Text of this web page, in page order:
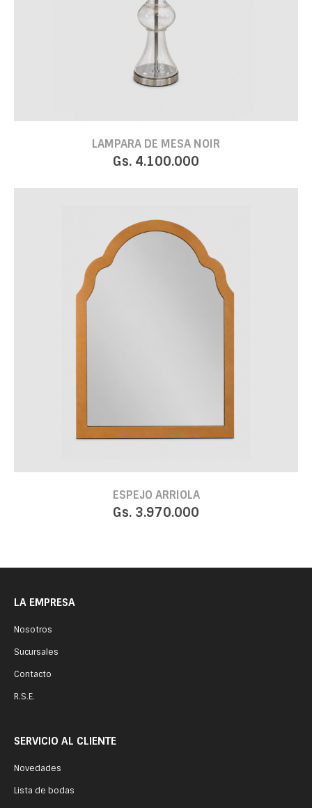
LAMPARA DE MESA NOIR
Gs. 4.100.000
ESPEJO ARRIOLA
Gs. 3.970.000
LA EMPRESA
Nosotros
Sucursales
Contacto
R.S.E.
SERVICIO AL CLIENTE
Novedades
Lista de bodas